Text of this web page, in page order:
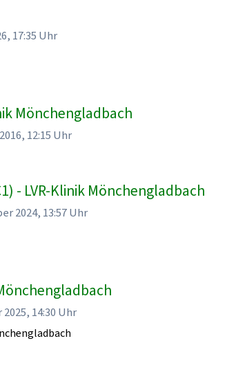
17:35 Uhr
Mönchengladbach
12:15 Uhr
- LVR-Klinik Mönchengladbach
2024, 13:57 Uhr
14:30 Uhr